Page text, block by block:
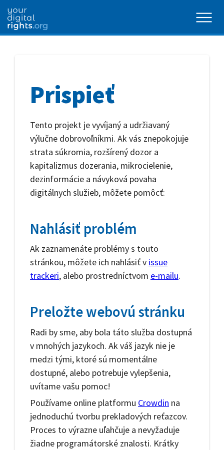
Prispieť
Tento projekt je vyvíjaný a udržiavaný
výlučne dobrovoľníkmi. Ak vás znepokojuje
strata súkromia, rozšírený dozor a
kapitalizmus dozerania, mikrocielenie,
dezinformácie a návyková povaha
digitálnych služieb, môžete pomôcť:
Nahlásiť problém
Ak zaznamenáte problémy s touto
stránkou, môžete ich nahlásiť v issue
trackeri, alebo prostredníctvom e-mailu.
Preložte webovú stránku
Radi by sme, aby bola táto služba dostupná
v mnohých jazykoch. Ak váš jazyk nie je
medzi tými, ktoré sú momentálne
dostupné, alebo potrebuje vylepšenia,
uvítame vašu pomoc!
Používame online platformu Crowdin na
jednoduchú tvorbu prekladových reťazcov.
Proces to výrazne uľahčuje a nevyžaduje
žiadne programátorské znalosti. Krátky